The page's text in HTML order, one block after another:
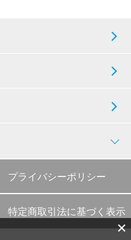
プライバシーポリシー
特定商取引法に基づく表示
✕